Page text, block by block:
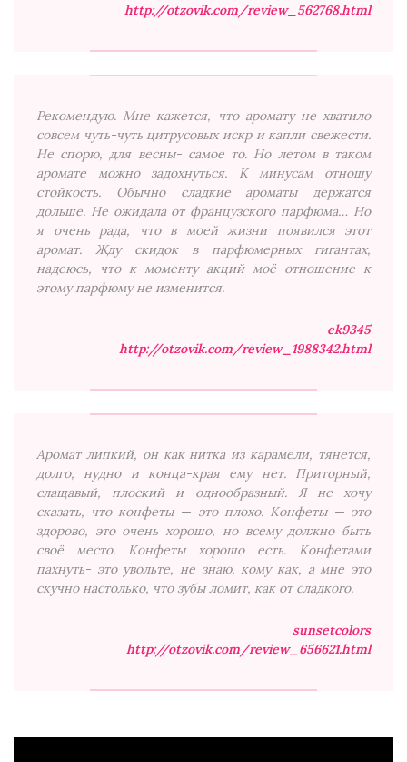
http://otzovik.com/review_562768.html
Рекомендую. Мне кажется, что аромату не хватило
совсем чуть-чуть цитрусовых искр и капли свежести.
Не спорю, для весны- самое то. Но летом в таком
аромате можно задохнуться. К минусам отношу
стойкость. Обычно сладкие ароматы держатся
дольше. Не ожидала от французского парфюма… Но
я очень рада, что в моей жизни появился этот
аромат. Жду скидок в парфюмерных гигантах,
надеюсь, что к моменту акций моё отношение к
этому парфюму не изменится.
ek9345
http://otzovik.com/review_1988342.html
Аромат липкий, он как нитка из карамели, тянется,
долго, нудно и конца-края ему нет. Приторный,
слащавый, плоский и однообразный. Я не хочу
сказать, что конфеты — это плохо. Конфеты — это
здорово, это очень хорошо, но всему должно быть
своё место. Конфеты хорошо есть. Конфетами
пахнуть- это увольте, не знаю, кому как, а мне это
скучно настолько, что зубы ломит, как от сладкого.
sunsetcolors
http://otzovik.com/review_656621.html